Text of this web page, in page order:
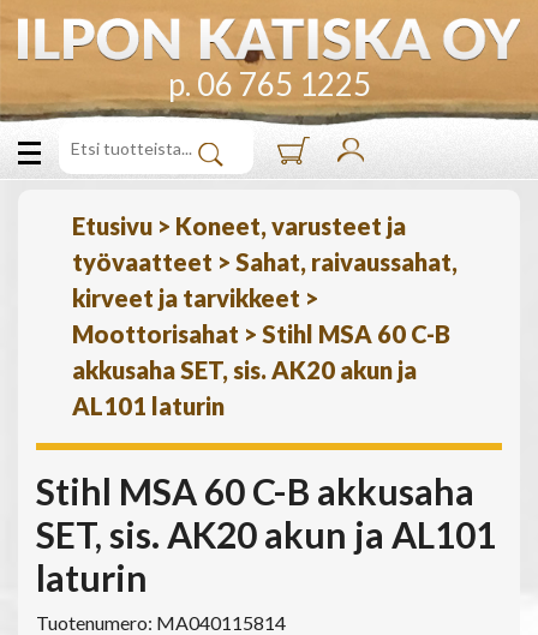
p. 06 765 1225
Etusivu > Koneet, varusteet ja
työvaatteet > Sahat, raivaussahat,
kirveet ja tarvikkeet >
Moottorisahat > Stihl MSA 60 C-B
akkusaha SET, sis. AK20 akun ja
AL101 laturin
Stihl MSA 60 C-B akkusaha
SET, sis. AK20 akun ja AL101
laturin
Tuotenumero: MA040115814